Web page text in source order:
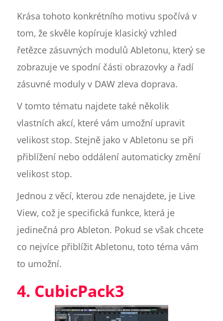
Krása tohoto konkrétního motivu spočívá v
tom, že skvěle kopíruje klasický vzhled
řetězce zásuvných modulů Abletonu, který se
zobrazuje ve spodní části obrazovky a řadí
zásuvné moduly v DAW zleva doprava.
V tomto tématu najdete také několik
vlastních akcí, které vám umožní upravit
velikost stop. Stejně jako v Abletonu se při
přiblížení nebo oddálení automaticky změní
velikost stop.
Jednou z věcí, kterou zde nenajdete, je Live
View, což je specifická funkce, která je
jedinečná pro Ableton. Pokud se však chcete
co nejvíce přiblížit Abletonu, toto téma vám
to umožní.
4. CubicPack3